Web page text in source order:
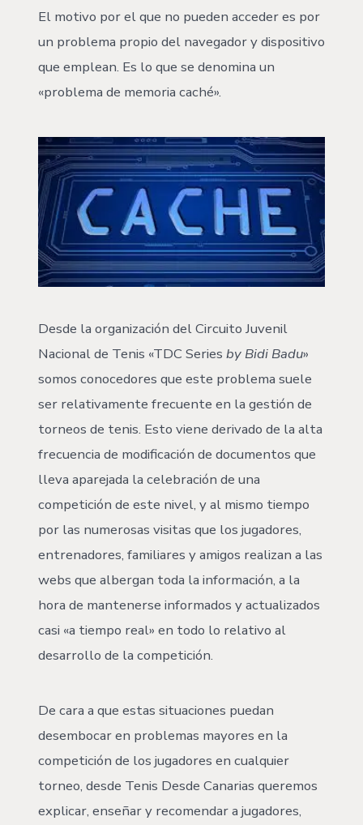
El motivo por el que no pueden acceder es por
un problema propio del navegador y dispositivo
que emplean. Es lo que se denomina un
«problema de memoria caché».
Desde la organización del Circuito Juvenil
Nacional de Tenis «TDC Series by Bidi Badu»
somos conocedores que este problema suele
ser relativamente frecuente en la gestión de
torneos de tenis. Esto viene derivado de la alta
frecuencia de modificación de documentos que
lleva aparejada la celebración de una
competición de este nivel, y al mismo tiempo
por las numerosas visitas que los jugadores,
entrenadores, familiares y amigos realizan a las
webs que albergan toda la información, a la
hora de mantenerse informados y actualizados
casi «a tiempo real» en todo lo relativo al
desarrollo de la competición.
De cara a que estas situaciones puedan
desembocar en problemas mayores en la
competición de los jugadores en cualquier
torneo, desde Tenis Desde Canarias queremos
explicar, enseñar y recomendar a jugadores,